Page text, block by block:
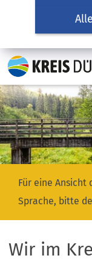
Für eine Ansicht
Sprache, bitte
Wir im